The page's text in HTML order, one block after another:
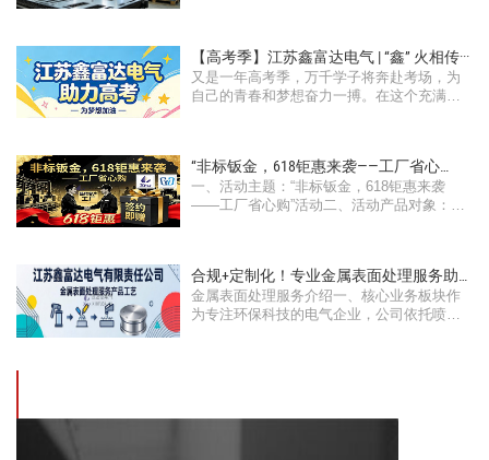
【高考季】江苏鑫富达电气 | “鑫” 火相传···
又是一年高考季，万千学子将奔赴考场，为
自己的青春和梦想奋力一搏。在这个充满希
“非标钣金，618钜惠来袭——工厂省心
购”活···
一、活动主题：“非标钣金，618钜惠来袭
——工厂省心购”活动二、活动产品对象：所
合规+定制化！专业金属表面处理服务助
力绿色···
金属表面处理服务介绍一、核心业务板块作
为专注环保科技的电气企业，公司依托喷涂